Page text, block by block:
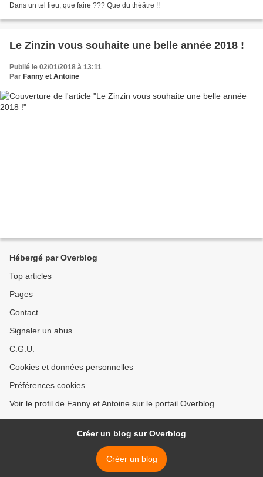
Dans un tel lieu, que faire ??? Que du théâtre !!
Le Zinzin vous souhaite une belle année 2018 !
Publié le 02/01/2018 à 13:11
Par Fanny et Antoine
Hébergé par Overblog
Top articles
Pages
Contact
Signaler un abus
C.G.U.
Cookies et données personnelles
Préférences cookies
Voir le profil de Fanny et Antoine sur le portail Overblog
Créer un blog sur Overblog
Créer un blog